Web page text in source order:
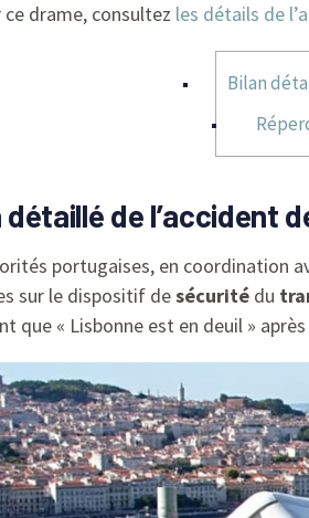
ce drame, consultez les détails de
Bilan
détaillé de l’accident
portugaises, en coordination
sur le dispositif desécurité du
que « Lisbonne est en deuil »